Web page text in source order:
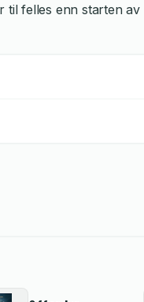
felles enn